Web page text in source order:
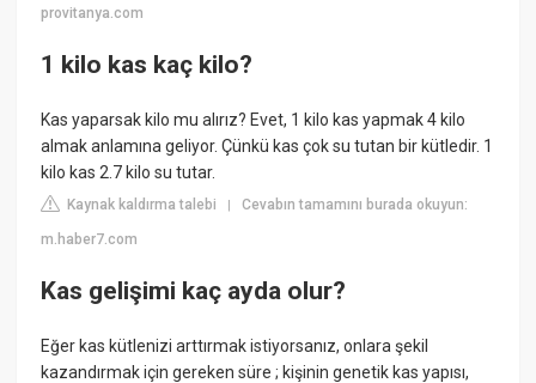
provitanya.com
1 kilo kas kaç kilo?
Kas yaparsak kilo mu alırız? Evet, 1 kilo kas yapmak 4 kilo
almak anlamına geliyor. Çünkü kas çok su tutan bir kütledir. 1
kilo kas 2.7 kilo su tutar.
Kaynak kaldırma talebi |Cevabın tamamını burada okuyun:
m.haber7.com
Kas gelişimi kaç ayda olur?
Eğer kas kütlenizi arttırmak istiyorsanız, onlara şekil
kazandırmak için gereken süre ; kişinin genetik kas yapısı,